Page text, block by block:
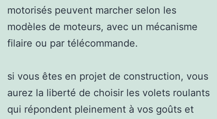
motorisés peuvent marcher selon les
modèles de moteurs, avec un mécanisme
filaire ou par télécommande.
si vous êtes en projet de construction, vous
aurez la liberté de choisir les volets roulants
qui répondent pleinement à vos goûts et